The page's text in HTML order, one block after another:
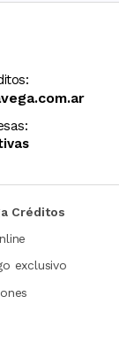
Créditos
exclusivo